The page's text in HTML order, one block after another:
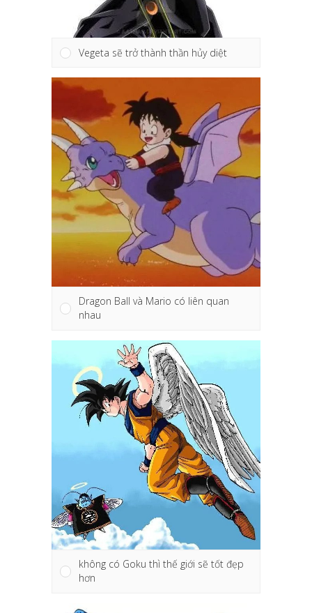
Vegeta sẽ trở thành thần hủy diệt
Dragon Ball và Mario có liên quan
nhau
không có Goku thì thế giới sẽ tốt đẹp
hơn